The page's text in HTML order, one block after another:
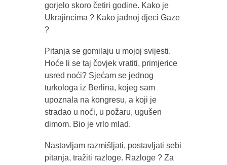
gorjelo skoro četiri godine. Kako je
Ukrajincima ? Kako jadnoj djeci Gaze
?
Pitanja se gomilaju u mojoj svijesti.
Hoće li se taj čovjek vratiti, primjerice
usred noći? Sjećam se jednog
turkologa iz Berlina, kojeg sam
upoznala na kongresu, a koji je
stradao u noći, u požaru, ugušen
dimom. Bio je vrlo mlad.
Nastavljam razmišljati, postavljati sebi
pitanja, tražiti razloge. Razloge ? Za